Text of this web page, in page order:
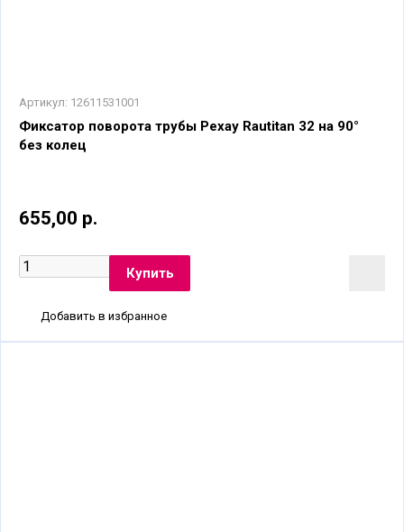
Артикул: 12611531001
Фиксатор поворота трубы Рехау Rautitan 32 на 90°
без колец
655,00 р.
Добавить в избранное